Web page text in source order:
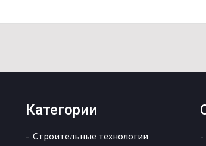
Категории
Строительные технологии